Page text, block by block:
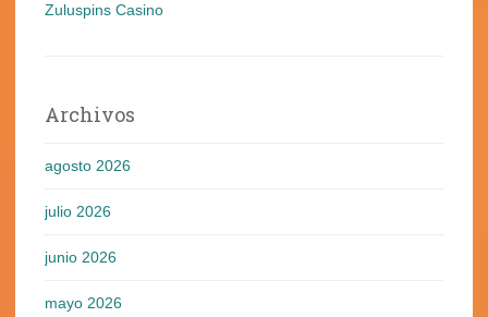
Zuluspins Casino
Archivos
agosto 2026
julio 2026
junio 2026
mayo 2026